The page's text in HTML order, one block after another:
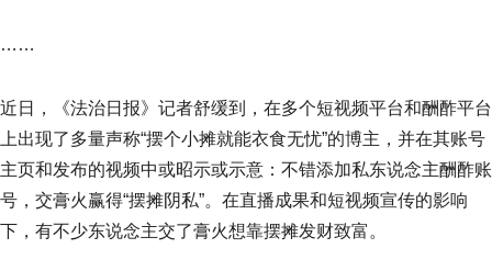
……
近日，《法治日报》记者舒缓到，在多个短视频平台和酬酢平台
上出现了多量声称“摆个小摊就能衣食无忧”的博主，并在其账号
主页和发布的视频中或昭示或示意：不错添加私东说念主酬酢账
号，交膏火赢得“摆摊阴私”。在直播成果和短视频宣传的影响
下，有不少东说念主交了膏火想靠摆摊发财致富。